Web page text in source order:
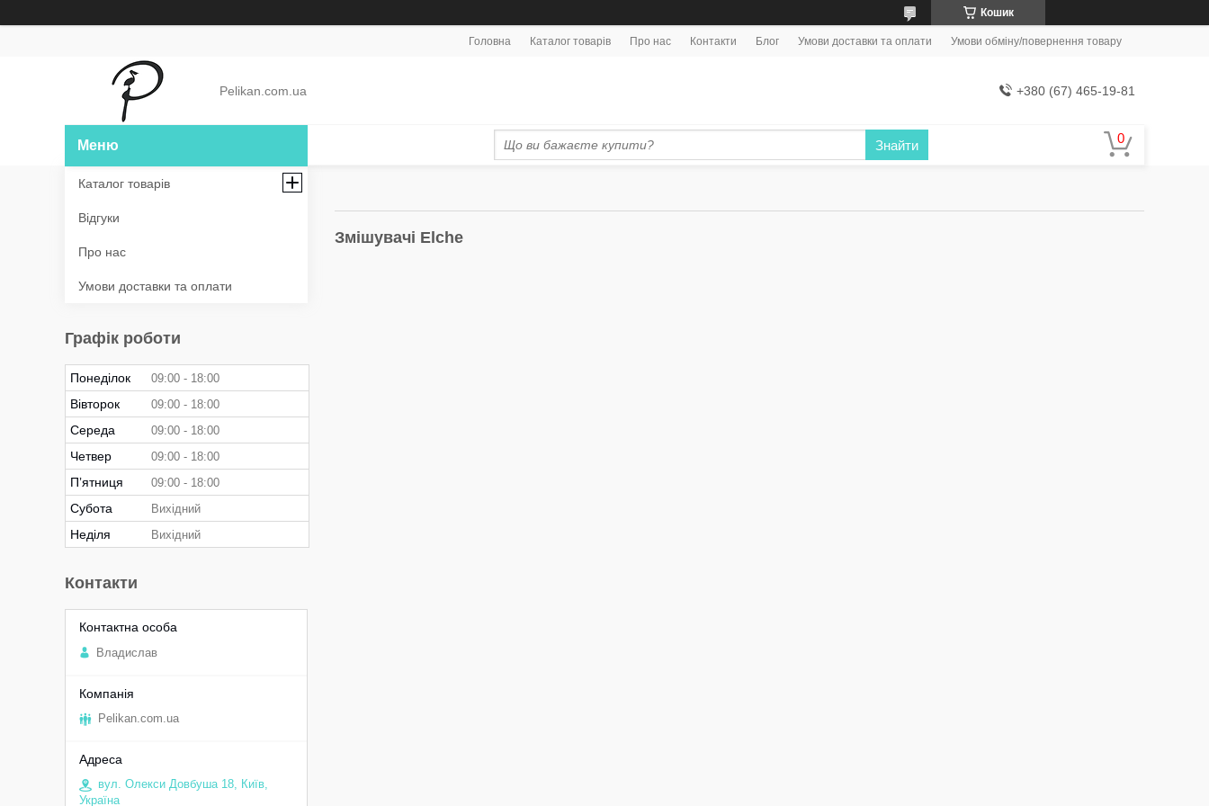
Кошик
Головна Каталог товарів Про нас Контакти Блог Умови доставки та оплати Умови обміну/повернення товару
Pelikan.com.ua +380 (67) 465-19-81
Знайти
Змішувачі Elche
Каталог товарів
Відгуки
Про нас
Умови доставки та оплати
Графік роботи
Понеділок 09:00 18:00
Вівторок 09:00 18:00
Середа 09:00 18:00
Четвер 09:00 18:00
Пʼятниця 09:00 18:00
Субота Вихідний
Неділя Вихідний
Контакти
Владислав
Pelikan.com.ua
вул. Олекси Довбуша 18, Київ,
Україна